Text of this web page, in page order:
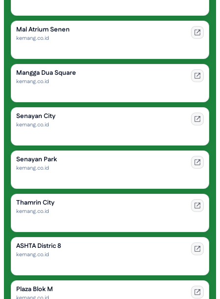
Mal Atrium Senen
kemang.co.id
Mangga Dua Square
kemang.co.id
Senayan City
kemang.co.id
Senayan Park
kemang.co.id
Thamrin City
kemang.co.id
ASHTA Distric 8
kemang.co.id
Plaza Blok M